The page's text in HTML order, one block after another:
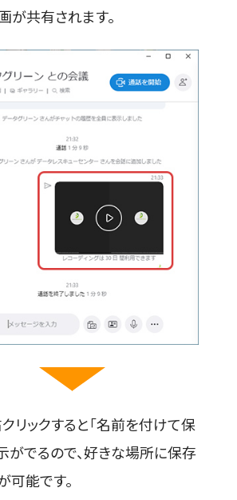
が共有されます。
リックすると「名前を付けて保
がでるので、好きな場所に保存
可能です。